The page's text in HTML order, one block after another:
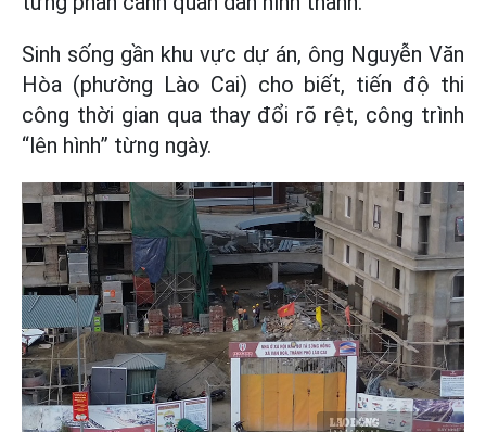
Sinh sống gần khu vực dự án, ông Nguyễn Văn
Hòa (phường Lào Cai) cho biết, tiến độ thi
công thời gian qua thay đổi rõ rệt, công trình
“lên hình” từng ngày.